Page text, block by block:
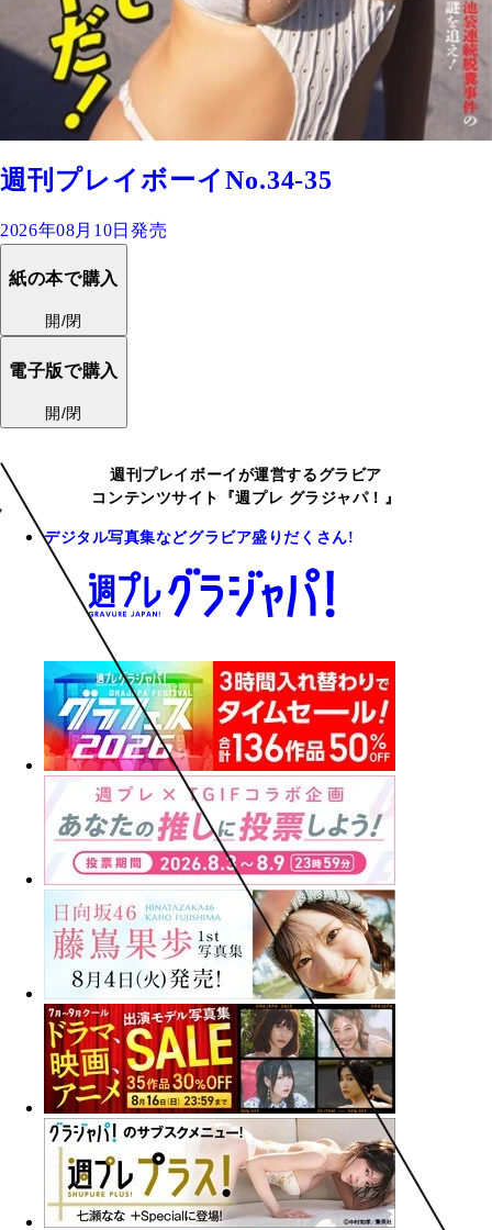
週刊プレイボーイNo.34-35
2026年08月10日発売
紙の本で購入
開/閉
電子版で購入
開/閉
週刊プレイボーイが運営するグラビア
コンテンツサイト『週プレ グラジャパ！』
デジタル写真集などグラビア盛りだくさん!